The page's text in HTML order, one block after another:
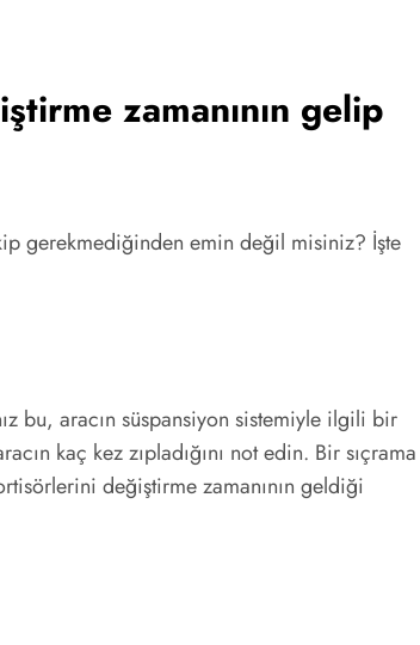
zamanının gelip
gerekmediğinden emin değil misiniz? İşte
bu, aracın süspansiyon sistemiyle ilgili bir
kaç kez zıpladığını not edin. Bir sıçrama
değiştirme zamanının geldiği